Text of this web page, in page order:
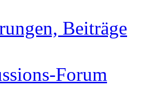
Beiträge
Forum